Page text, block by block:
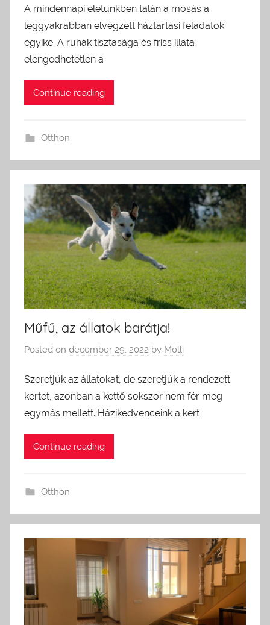
A mindennapi életünkben talán a mosás a
leggyakrabban elvégzett háztartási feladatok
egyike. A ruhák tisztasága és friss illata
elengedhetetlen a
Continue reading
Otthon
Műfű, az állatok barátja!
Posted on december 29, 2022 by Molli
Szeretjük az állatokat, de szeretjük a rendezett
kertet, azonban a kettő sokszor nem fér meg
egymás mellett. Házikedvenceink a kert
Continue reading
Otthon